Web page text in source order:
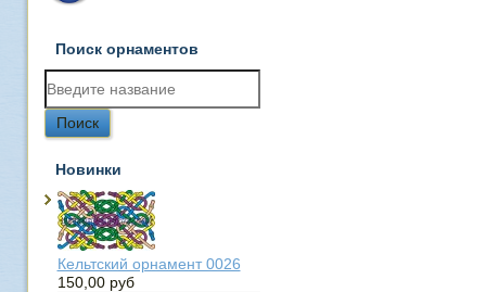
Поиск орнаментов
Новинки
Кельтский орнамент 0026
150,00 руб